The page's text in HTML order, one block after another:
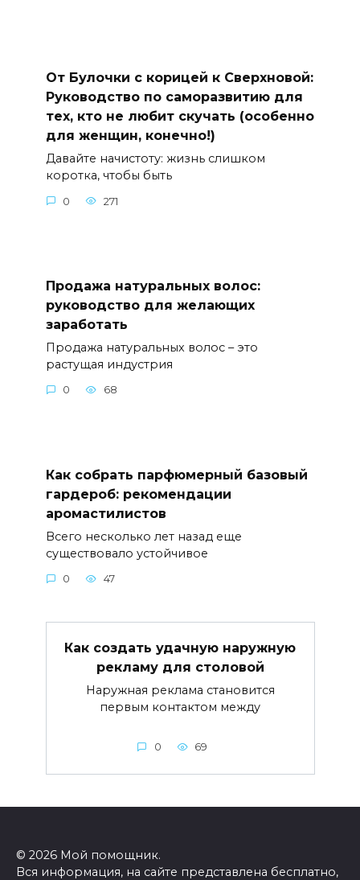
От Булочки с корицей к Сверхновой:
Руководство по саморазвитию для
тех, кто не любит скучать (особенно
для женщин, конечно!)
Давайте начистоту: жизнь слишком
коротка, чтобы быть
0 271
Продажа натуральных волос:
руководство для желающих
заработать
Продажа натуральных волос – это
растущая индустрия
0 68
Как собрать парфюмерный базовый
гардероб: рекомендации
аромастилистов
Всего несколько лет назад еще
существовало устойчивое
0 47
Как создать удачную наружную
рекламу для столовой
Наружная реклама становится
первым контактом между
0 69
© 2026 Мой помощник.
Вся информация, на сайте представлена бесплатно,